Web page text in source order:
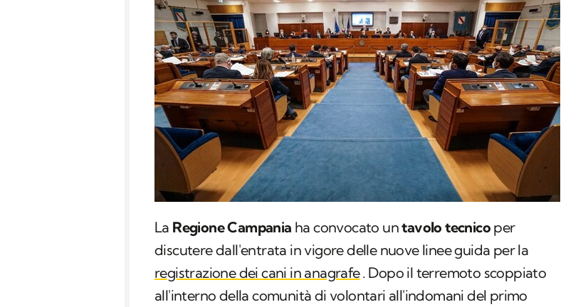
La Regione Campania ha convocato untavolo tecnico per
discutere dall'entrata in vigore delle nuove linee guida per la
registrazione dei cani in anagrafe. Dopo il terremoto scoppiato
all'interno della comunità di volontari all'indomani del primo